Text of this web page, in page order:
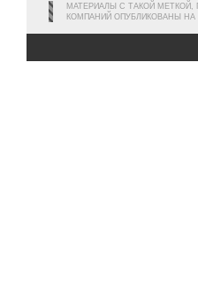
МАТЕРИАЛЫ С ТАКОЙ МЕТКОЙ,
КОМПАНИЙ ОПУБЛИКОВАНЫ